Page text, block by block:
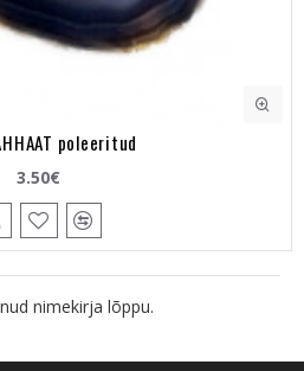
poleeritud
3.50€
nimekirja lõppu.